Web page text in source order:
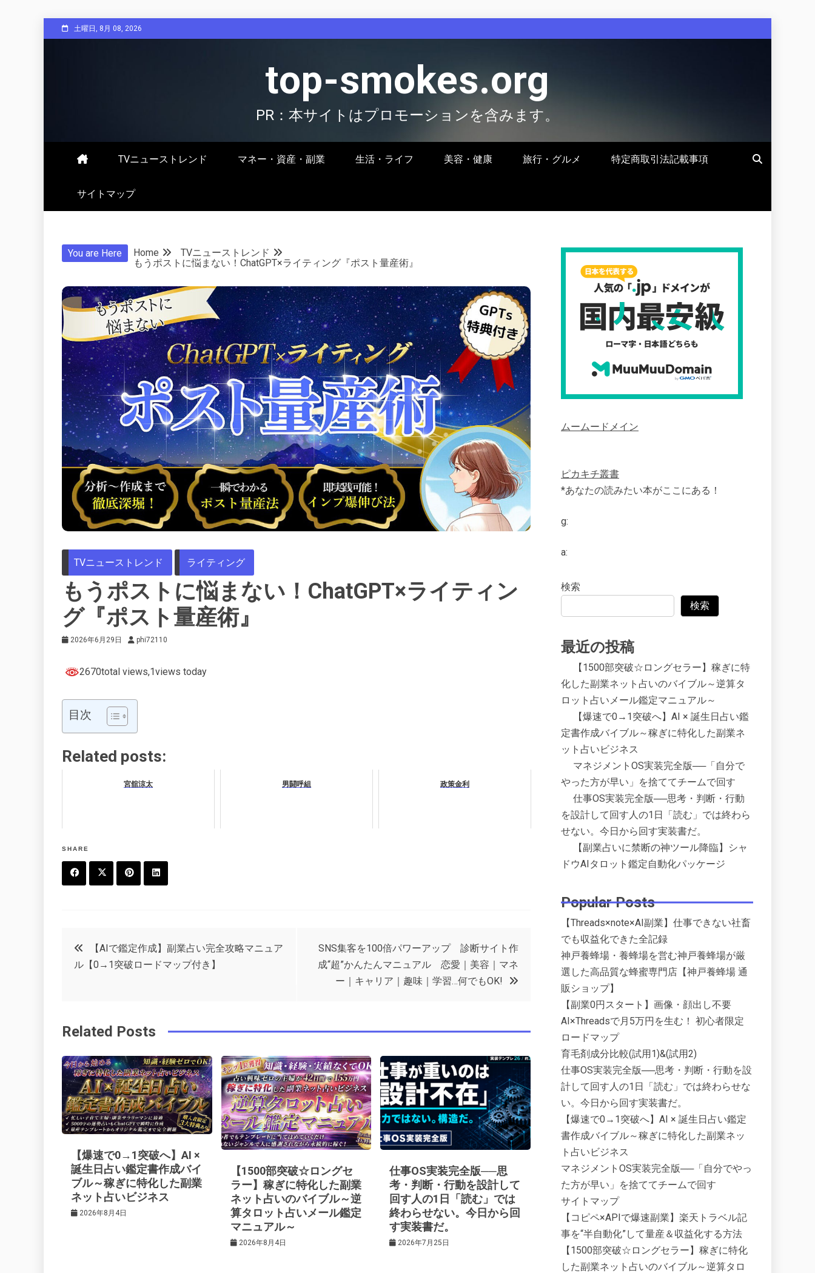
to
土曜日, 8月 08, 2026
top-smokes.org
PR：本サイトはプロモーションを含みます。
TVニューストレンド マネー・資産・副業 生活・ライフ 美容・健康 旅行・グルメ 特定商取引法記載事項
サイトマップ
You are Here Home
TVニューストレンド
もうポストに悩まない！ChatGPT×ライティング『ポスト量産術』
TVニューストレンド ライティング
もうポストに悩まない！ChatGPT×ライティン
グ『ポスト量産術』
2026年6月29日 phi72110
2670total views,1views today
目次
Related posts:
宮舘涼太 男闘呼組 政策金利
SHARE
k
t
e
t
e
投
稿
ビ
ゲ
ー
シ
ョ
ン
【AIで鑑定作成】副業占い完全攻略マニュア
ル【0→1突破ロードマップ付き】
SNS集客を100倍パワーアップ 診断サイト作
成“超”かんたんマニュアル 恋愛｜美容｜マネ
ー｜キャリア｜趣味｜学習…何でもOK!
Related Posts
【爆速で0→1突破へ】AI ×
誕生日占い鑑定書作成バイ
ブル～稼ぎに特化した副業
ネット占いビジネス
2026年8月4日
【1500部突破☆ロングセ
ラー】稼ぎに特化した副業
ネット占いのバイブル～逆
算タロット占いメール鑑定
マニュアル～
2026年8月4日
仕事OS実装完全版──思
考・判断・行動を設計して
回す人の1日「読む」では
終わらせない。今日から回
す実装書だ。
2026年7月25日
ムームードメイン
ピカキチ叢書
*あなたの読みたい本がここにある！
g:
a:
検索
検索
最近の投稿
【1500部突破☆ロングセラー】稼ぎに特
化した副業ネット占いのバイブル～逆算タ
ロット占いメール鑑定マニュアル～
【爆速で0→1突破へ】AI × 誕生日占い鑑
定書作成バイブル～稼ぎに特化した副業ネ
ット占いビジネス
マネジメントOS実装完全版──「自分で
やった方が早い」を捨ててチームで回す
仕事OS実装完全版──思考・判断・行動
を設計して回す人の1日「読む」では終わら
せない。今日から回す実装書だ。
【副業占いに禁断の神ツール降臨】シャ
ドウAIタロット鑑定自動化パッケージ
Popular Posts
【Threads×note×AI副業】仕事できない社畜
でも収益化できた全記録
神戸養蜂場・養蜂場を営む神戸養蜂場が厳
選した高品質な蜂蜜専門店【神戸養蜂場 通
販ショップ】
【副業0円スタート】画像・顔出し不要
AI×Threadsで月5万円を生む！ 初心者限定
ロードマップ
育毛剤成分比較(試用1)&(試用2)
仕事OS実装完全版──思考・判断・行動を設
計して回す人の1日「読む」では終わらせな
い。今日から回す実装書だ。
【爆速で0→1突破へ】AI × 誕生日占い鑑定
書作成バイブル～稼ぎに特化した副業ネッ
ト占いビジネス
マネジメントOS実装完全版──「自分でやっ
た方が早い」を捨ててチームで回す
サイトマップ
【コピペ×APIで爆速副業】楽天トラベル記
事を“半自動化”して量産＆収益化する方法
【1500部突破☆ロングセラー】稼ぎに特化
した副業ネット占いのバイブル～逆算タロ